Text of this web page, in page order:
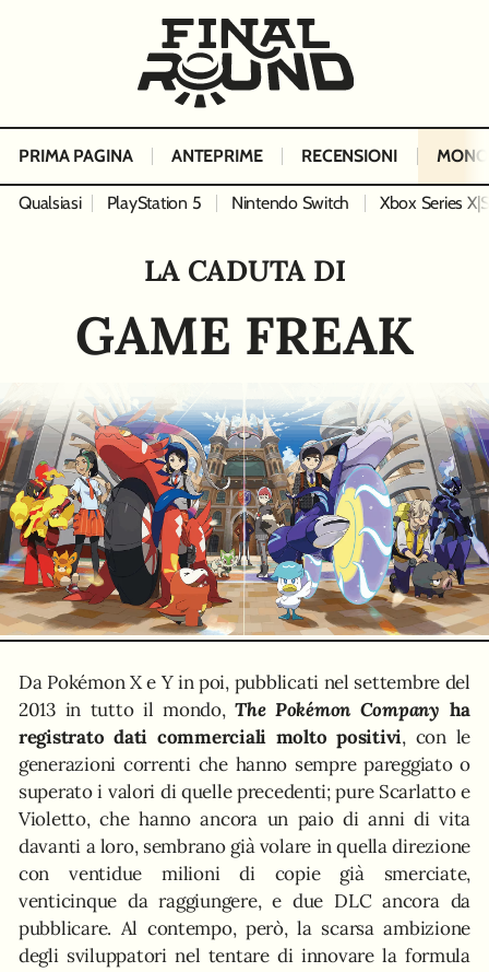
PRIMA PAGINA ANTEPRIME RECENSIONI
Qualsiasi PlayStation 5 Nintendo Switch Xbox Series
LA CADUTA DI
GAME FREAK
Da Pokémon X e Y in poi, pubblicati nel settembre del
2013 in tutto il mondo,The Pokémon Company ha
registrato dati commerciali molto positivi, con le
generazioni correnti che hanno sempre pareggiato o
superato i valori di quelle precedenti; pure Scarlatto e
Violetto, che hanno ancora un paio di anni di vita
davanti a loro, sembrano già volare in quella direzione
con ventidue milioni di copie già smerciate,
venticinque da raggiungere, e due DLC ancora da
pubblicare. Al contempo, però, la scarsa ambizione
degli sviluppatori nel tentare di innovare la formula